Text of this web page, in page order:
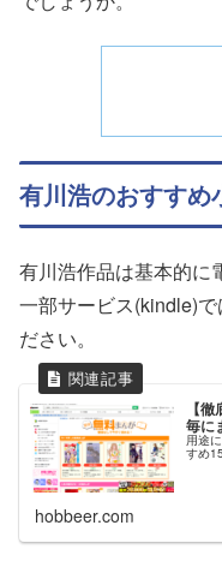
有川浩のおすすめ
有川浩作品は基本的に
一部サービス(kindle)
ださい。
【
毎に
用途
すめ
hobbeer.com